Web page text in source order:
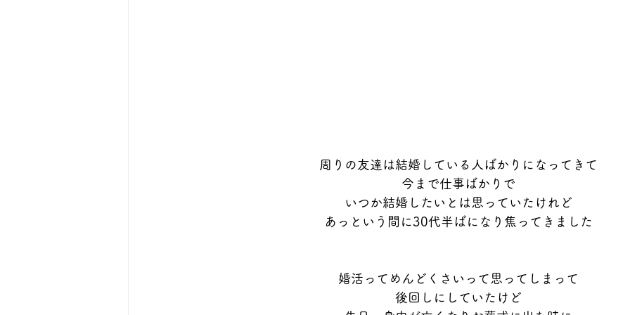
周りの友達は結婚している人ばかりになってきて
今まで仕事ばかりで
いつか結婚したいとは思っていたけれど
あっという間に30代半ばになり焦ってきました
婚活ってめんどくさいって思ってしまって
後回しにしていたけど